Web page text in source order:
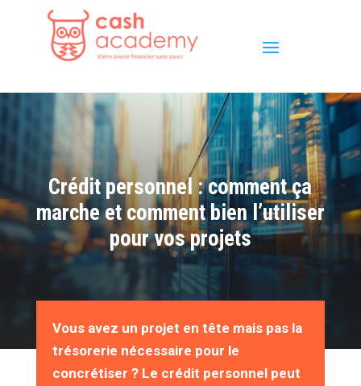
Crédit personnel : comment ça
marche et comment bien l’utiliser
pour vos projets
Vous avez un projet en tête mais pas la
trésorerie nécessaire pour le
concrétiser ? Le crédit personnel peut